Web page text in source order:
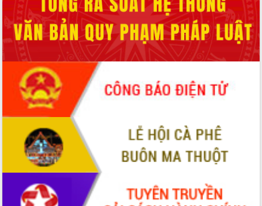
nhất, Quốc hội khóa XVI
Quyết liệt cải cách hành chính, khơi
thông nguồn lực phát triển
Nâng cao hiệu lực, hiệu quả HĐND
tỉnh thông qua hiện đại hóa hành chính
Xã Ea Phê gắn cải cách hành chính với
chuyển đổi số
Phó Chủ tịch Thường trực UBND tỉnh
Hồ Thị Nguyên Thảo làm việc tại Trung
tâm Phục vụ hành chính công xã Ea
Xây dựng nền hành chính số đồng
hành cùng nông dân dân, doanh nghiệp
Giai đoạn 2026-2030, Đắk Lắk phấn
đấu có 77% xã đạt chuẩn nông thôn
mới